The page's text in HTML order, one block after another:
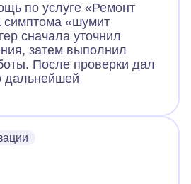
по услуге «Ремонт
симптома «шумит
сначала уточнил
затем выполнил
После проверки дал
дальнейшей